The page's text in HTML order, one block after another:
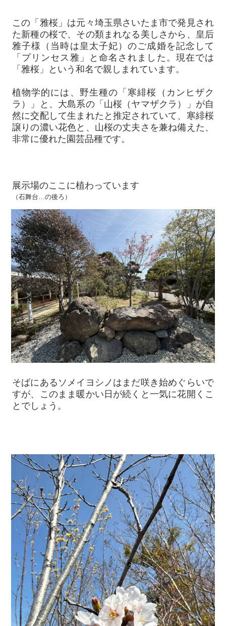
この「雅桜」は元々埼玉県さいたま市で発見され
た新種の桜で、その類まれなる美しさから、皇后
雅子様（当時は皇太子妃）のご成婚を記念して
「プリンセス雅」と命名されました。現在では
「雅桜」という和名で親しまれています。
植物学的には、野生種の「寒緋桜（カンヒザク
ラ）」と、大島系の「山桜（ヤマザクラ）」が自
然に交配して生まれたと推定されていて、寒緋桜
譲りの濃い花色と、山桜の丈夫さを兼ね備えた、
非常に優れた園芸品種です。
展示場のここに植わっています
（石舞台…の後ろ）
そばにあるソメイヨシノはまだ咲き始めぐらいで
すが、このまま暖かい日が続くと一気に花開くこ
とでしょう。